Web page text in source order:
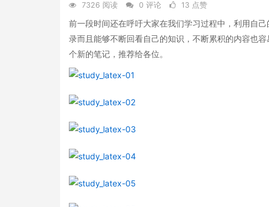
7326 阅读 0 评论 13 点赞
前一段时间还在呼吁大家在我们学习过程中，利用自
录而且能够不断回看自己的知识，不断累积的内容也
个新的笔记，推荐给各位。